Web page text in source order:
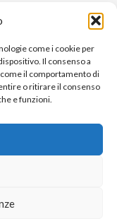
come i cookie per
Il consenso a
il comportamento di
o ritirare il consenso
e funzioni.
una testata giornalistica
del Tribunale di Livorno